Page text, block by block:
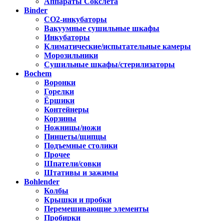
Binder
CO2-инкубаторы
Вакуумные сушильные шкафы
Инкубаторы
Климатические/испытательные камеры
Морозильники
Сушильные шкафы/стерилизаторы
Bochem
Воронки
Горелки
Ёршики
Контейнеры
Корзины
Ножницы/ножи
Пинцеты/щипцы
Подъемные столики
Прочее
Шпатели/совки
Штативы и зажимы
Bohlender
Колбы
Крышки и пробки
Перемешивающие элементы
Пробирки